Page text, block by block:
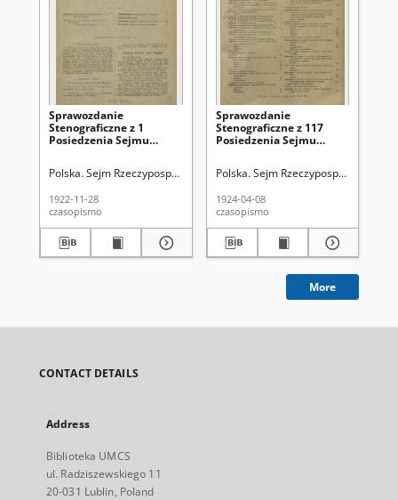
Sprawozdanie
Stenograficzne z 1
Posiedzenia Sejmu
Kadencja 1922-1927)
Polska. Sejm Rzeczypospolitej Polskiej (1922-1939)
1922-11-28
czasopismo
Sprawozdanie
Stenograficzne z 117
Posiedzenia Sejmu
Polska. Sejm Rzeczypospolitej
1924-04-08
czasopismo
More
CONTACT DETAILS
Address
Biblioteka UMCS
ul. Radziszewskiego 11
20-031 Lublin, Poland